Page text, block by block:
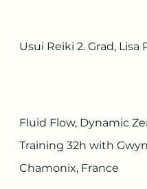
Usui Reiki 2. Grad, Lisa
Fluid Flow, Dynamic
Training 32h with Gwyn
Chamonix, France